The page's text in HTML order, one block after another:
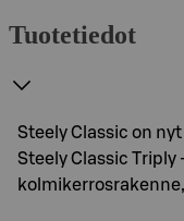
Tuotetiedot
Steely Classic on
Steely Classic